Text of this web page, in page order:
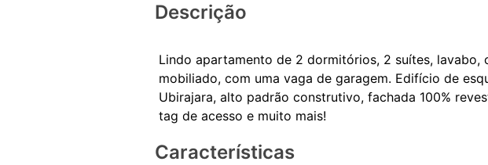
Descrição
Lindo apartamento de 2 dormitórios, 2 suítes,
mobiliado, com uma vaga de garagem. Edifício de
Ubirajara, alto padrão construtivo, fachada 100%
Características